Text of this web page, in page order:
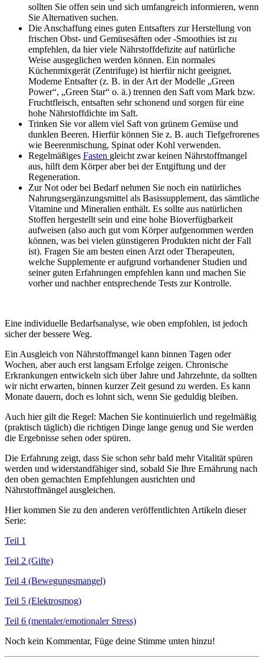
sollten Sie offen sein und sich umfangreich informieren, wenn
Sie Alternativen suchen.
Die Anschaffung eines guten Entsafters zur Herstellung von
frischen Obst- und Gemüsesäften oder -Smoothies ist zu
empfehlen, da hier viele Nährstoffdefizite auf natürliche
Weise ausgeglichen werden können. Ein normales
Küchenmixgerät (Zentrifuge) ist hierfür nicht geeignet.
Moderne Entsafter (z. B. in der Art der Modelle „Green
Power“, „Green Star“ o. ä.) trennen den Saft vom Mark bzw.
Fruchtfleisch, entsaften sehr schonend und sorgen für eine
hohe Nährstoffdichte im Saft.
Trinken Sie vor allem viel Saft von grünem Gemüse und
dunklen Beeren. Hierfür können Sie z. B. auch Tiefgefrorenes
wie Beerenmischung, Spinat oder Kohl verwenden.
Regelmäßiges Fasten gleicht zwar keinen Nährstoffmangel
aus, hilft dem Körper aber bei der Entgiftung und der
Regeneration.
Zur Not oder bei Bedarf nehmen Sie noch ein natürliches
Nahrungsergänzungsmittel als Basissupplement, das sämtliche
Vitamine und Mineralien enthält. Es sollte aus natürlichen
Stoffen hergestellt sein und eine hohe Bioverfügbarkeit
aufweisen (also auch gut vom Körper aufgenommen werden
können, was bei vielen günstigeren Produkten nicht der Fall
ist). Fragen Sie am besten einen Arzt oder Therapeuten,
welche Supplemente er aufgrund vorhandener Studien und
seiner guten Erfahrungen empfehlen kann und machen Sie
vorher und nachher entsprechende Tests zur Kontrolle.
Eine individuelle Bedarfsanalyse, wie oben empfohlen, ist jedoch
sicher der bessere Weg.
Ein Ausgleich von Nährstoffmangel kann binnen Tagen oder
Wochen, aber auch erst langsam Erfolge zeigen. Chronische
Erkrankungen entwickeln sich über Jahre und Jahrzehnte, da sollten
wir nicht erwarten, binnen kurzer Zeit gesund zu werden. Es kann
Monate dauern, doch es lohnt sich, wenn Sie geduldig bleiben.
Auch hier gilt die Regel: Machen Sie kontinuierlich und regelmäßig
(praktisch täglich) die richtigen Dinge lange genug und Sie werden
die Ergebnisse sehen oder spüren.
Die Erfahrung zeigt, dass Sie schon sehr bald mehr Vitalität spüren
werden und widerstandfähiger sind, sobald Sie Ihre Ernährung nach
den oben gemachten Empfehlungen ausrichten und
Nährstoffmängel ausgleichen.
Hier kommen Sie zu den anderen veröffentlichten Artikeln dieser
Serie:
Teil 1
Teil 2 (Gifte)
Teil 4 (Bewegungsmangel)
Teil 5 (Elektrosmog)
Teil 6 (mentaler/emotionaler Stress)
Noch kein Kommentar, Füge deine Stimme unten hinzu!